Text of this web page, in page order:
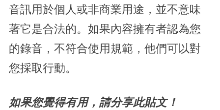
音訊用於個人或非商業用途，並不意味
著它是合法的。如果內容擁有者認為您
的錄音，不符合使用規範，他們可以對
您採取行動。
如果您覺得有用，請分享此貼文！